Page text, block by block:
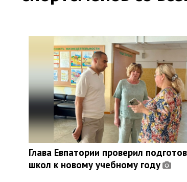
Глава Евпатории проверил
школ к новому учебному году